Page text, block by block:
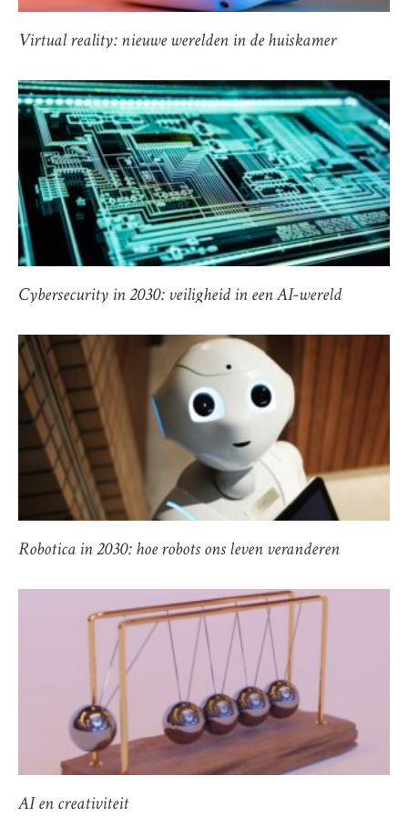
Virtual reality: nieuwe werelden in de huiskamer
Cybersecurity in 2030: veiligheid in een AI-wereld
Robotica in 2030: hoe robots ons leven veranderen
AI en creativiteit